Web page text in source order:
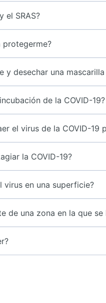
el SRAS?
protegerme?
y desechar una mascarilla
de la COVID-19?
el virus de la COVID-
la COVID-19?
virus en una superficie?
de una zona en la que